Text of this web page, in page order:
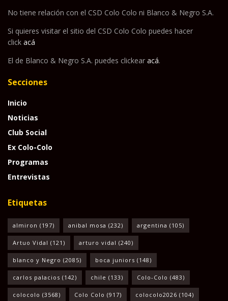
No tiene relación con el CSD Colo Colo ni Blanco & Negro S.A.
Si quieres visitar el sitio del CSD Colo Colo puedes hacer
click acá
El de Blanco & Negro S.A. puedes clickear acá.
Secciones
Inicio
Noticias
Club Social
Ex Colo-Colo
Programas
Entrevistas
Etiquetas
almiron (197) anibal mosa (232) argentina (105)
Artuo Vidal (121) arturo vidal (240)
blanco y Negro (2085) boca juniors (148)
carlos palacios (142) chile (133) Colo-Colo (483)
colocolo (3568) Colo Colo (917) colocolo2026 (104)